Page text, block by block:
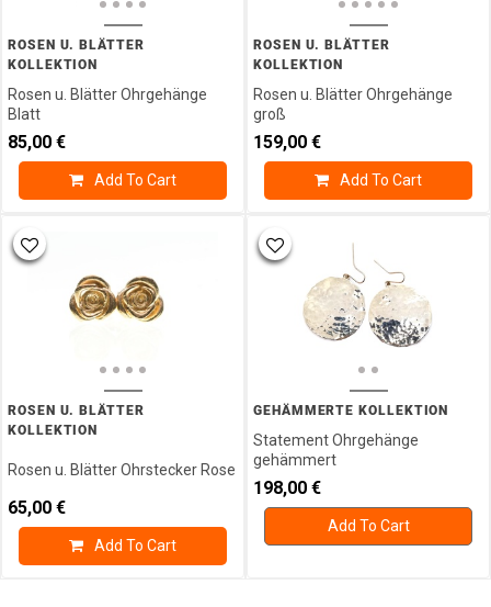
ROSEN U. BLÄTTER
KOLLEKTION
Rosen u. Blätter Ohrgehänge
Blatt
85,00 €
Add To Cart
ROSEN U. BLÄTTER
KOLLEKTION
Rosen u. Blätter Ohrgehänge
groß
159,00 €
Add To Cart
ROSEN U. BLÄTTER
KOLLEKTION
Rosen u. Blätter Ohrstecker Rose
65,00 €
Add To Cart
GEHÄMMERTE KOLLEKTION
Statement Ohrgehänge
gehämmert
198,00 €
Add To Cart